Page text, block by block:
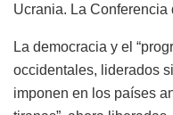
Ucrania. La
La democracia y el
occidentales, liderados
imponen en los países